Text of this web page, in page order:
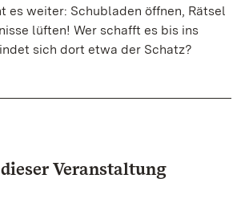
es weiter: Schubladen öffnen, Rätsel
lüften! Wer schafft es bis ins
sich dort etwa der Schatz?
Veranstaltung